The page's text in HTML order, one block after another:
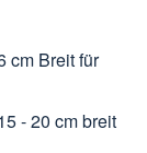
cm Breit für
- 20 cm breit